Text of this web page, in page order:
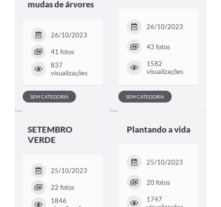
mudas de árvores
26/10/2023
41 fotos
837
visualizações
SEM CATEGORIA
26/10/2023
43 fotos
1582
visualizações
SEM CATEGORIA
SETEMBRO
VERDE
25/10/2023
22 fotos
1846
Plantando a vida
25/10/2023
20 fotos
1747